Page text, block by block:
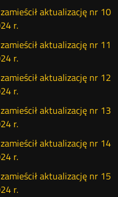
aktualizację nr 10
r.
aktualizację nr 11
r.
aktualizację nr 12
r.
aktualizację nr 13
r.
aktualizację nr 14
r.
aktualizację nr 15
r.